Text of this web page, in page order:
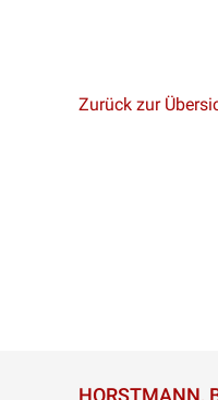
Zurück zur
HORSTMANN,